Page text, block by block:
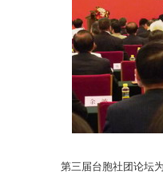
第三届台胞社团论坛